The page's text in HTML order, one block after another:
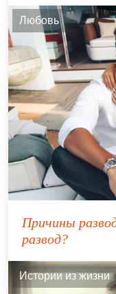
Любовь
Причины
развод?
Истории из жизни